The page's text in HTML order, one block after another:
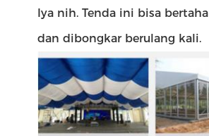
Iya nih. Tenda ini bisa
dan dibongkar berulang kali.